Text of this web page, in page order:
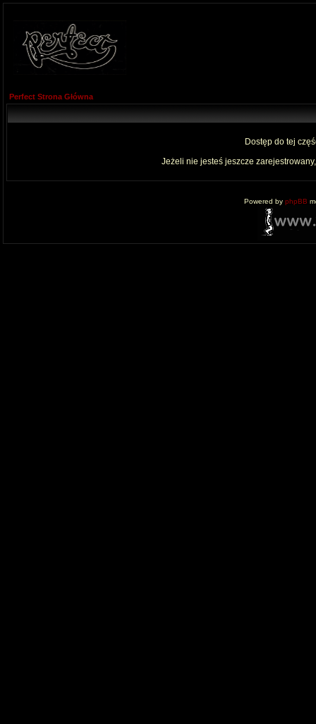
Perfect Strona Główna
Dostęp do tej
Jeżeli nie jesteś jeszcze
Powered by phpBB